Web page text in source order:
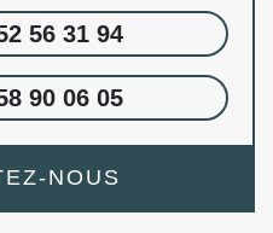
56 31 94
90 06 05
NOUS